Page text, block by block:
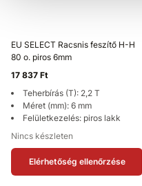
EU SELECT Racsnis feszítő H-H
80 o. piros 6mm
17 837 Ft
Teherbírás (T): 2,2 T
Méret (mm): 6 mm
Felületkezelés: piros lakk
Nincs készleten
Elérhetőség ellenőrzése